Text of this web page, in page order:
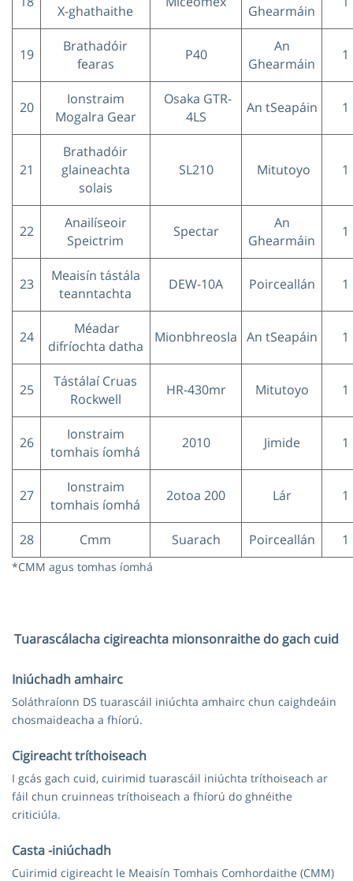
X-ghathaithe
Ghearmáin
19
Brathadóir
fearas
P40
An
Ghearmáin
1
20
Ionstraim
Mogalra Gear
Osaka GTR-
4LS
An tSeapáin 1
21
Brathadóir
glaineachta
solais
SL210 Mitutoyo 1
22
Anailíseoir
Speictrim
Spectar
An
Ghearmáin
1
23
Meaisín tástála
teanntachta
DEW-10A Poirceallán 1
24
Méadar
difríochta datha
Mionbhreosla An tSeapáin 1
25
Tástálaí Cruas
Rockwell
HR-430mr Mitutoyo 1
26
Ionstraim
tomhais íomhá
2010 Jimide 1
27
Ionstraim
tomhais íomhá
2otoa 200 Lár 1
28 Cmm Suarach Poirceallán 1
*CMM agus tomhas íomhá
Tuarascálacha cigireachta mionsonraithe do gach cuid
Iniúchadh amhairc
Soláthraíonn DS tuarascáil iniúchta amhairc chun caighdeáin
chosmaideacha a fhíorú.
Cigireacht tríthoiseach
I gcás gach cuid, cuirimid tuarascáil iniúchta tríthoiseach ar
fáil chun cruinneas tríthoiseach a fhíorú do ghnéithe
criticiúla.
Casta -iniúchadh
Cuirimid cigireacht le Meaisín Tomhais Comhordaithe (CMM)